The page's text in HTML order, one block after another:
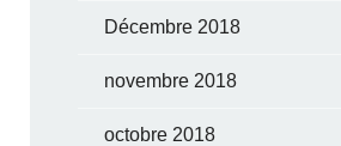
Décembre 2018
novembre 2018
octobre 2018